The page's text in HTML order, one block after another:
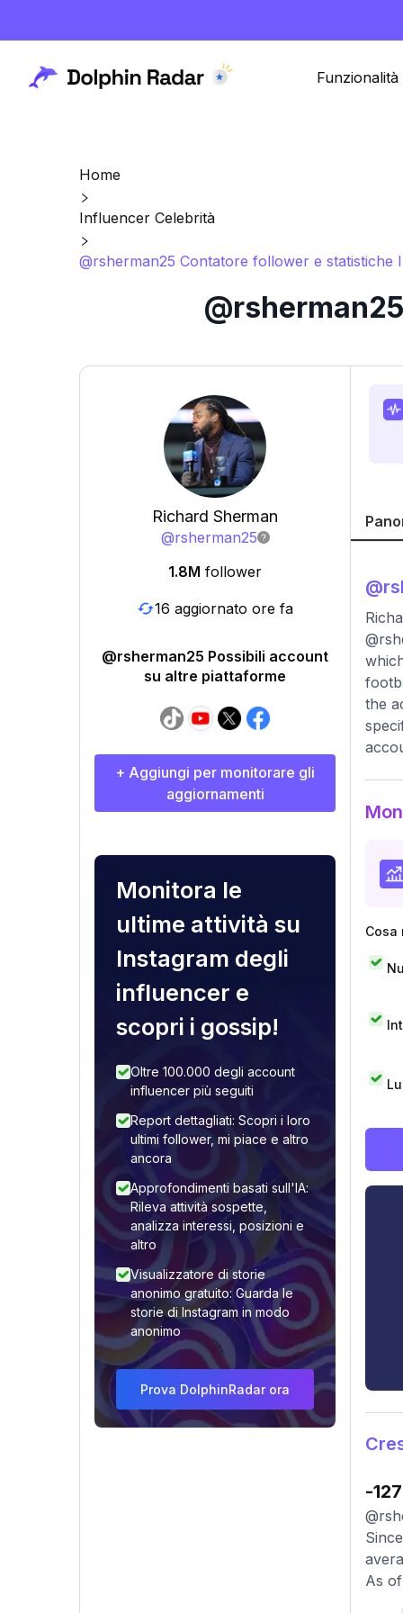
Funzionalità
Home
Influencer Celebrità
@rsherman25 Contatore follower e statistiche
Richard Sherman
@rsherman25
1.8M follower
16 aggiornato ore fa
@rsherman25 Possibili account
su altre piattaforme
+ Aggiungi per monitorare gli
aggiornamenti
Monitora le
ultime attività su
Instagram degli
influencer e
scopri i gossip!
Oltre 100.000 degli account
influencer più seguiti
Report dettagliati: Scopri i loro
ultimi follower, mi piace e altro
ancora
Approfondimenti basati sull'IA:
Rileva attività sospette,
analizza interessi, posizioni e
altro
Visualizzatore di storie
anonimo gratuito: Guarda le
storie di Instagram in modo
anonimo
Prova DolphinRadar ora
@
the
Cosa
-127
As